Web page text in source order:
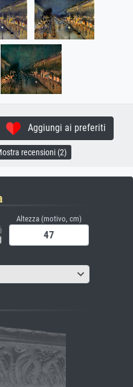
Aggiungi ai preferiti
recensioni (2)
Altezza (motivo, cm)